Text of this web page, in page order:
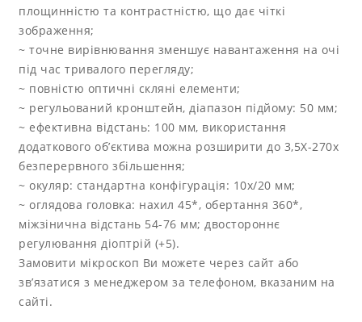
площинністю та контрастністю, що дає чіткі
зображення;
~ точне вирівнювання зменшує навантаження на очі
під час тривалого перегляду;
~ повністю оптичні скляні елементи;
~ регульований кронштейн, діапазон підйому: 50 мм;
~ ефективна відстань: 100 мм, використання
додаткового об’єктива можна розширити до 3,5X-270x
безперервного збільшення;
~ окуляр: стандартна конфігурація: 10x/20 мм;
~ оглядова головка: нахил 45*, обертання 360*,
міжзінична відстань 54-76 мм; двостороннє
регулювання діоптрій (+5).
Замовити мікроскоп Ви можете через сайт або
зв’язатися з менеджером за телефоном, вказаним на
сайті.